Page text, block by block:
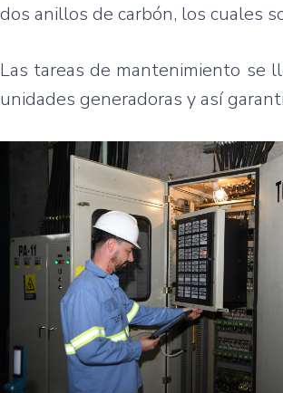
dos anillos de carbón, los cuales
Las tareas de mantenimiento se
unidades generadoras y así